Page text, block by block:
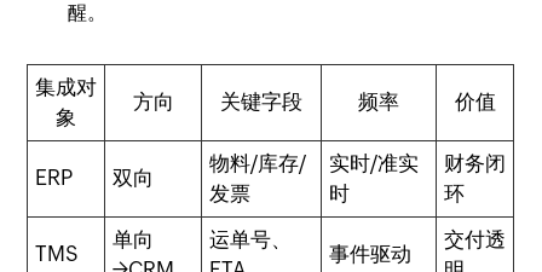
醒。
集成对
象
方向 关键字段 频率 价值
ERP 双向
物料/库存/
发票
实时/准实
时
财务闭
环
TMS
单向
运单号、
事件驱动
交付透